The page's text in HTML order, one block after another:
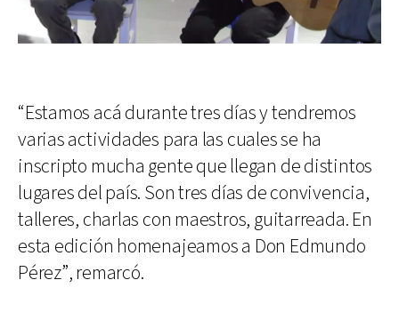
“Estamos acá durante tres días y tendremos
varias actividades para las cuales se ha
inscripto mucha gente que llegan de distintos
lugares del país. Son tres días de convivencia,
talleres, charlas con maestros, guitarreada. En
esta edición homenajeamos a Don Edmundo
Pérez”, remarcó.